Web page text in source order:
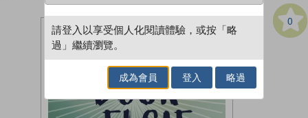
0
請登入以享受個人化閱讀體驗，或按「略
過」繼續瀏覽。
成為會員 登入 略過